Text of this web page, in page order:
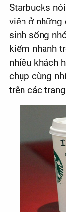
Starbucks
viên ở những
sinh sống
kiếm nhanh
nhiều khách
chụp cùng
trên các